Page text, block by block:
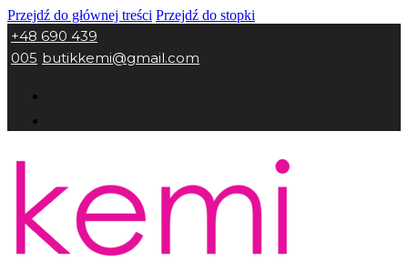
Przejdź do głównej treści Przejdź do stopki
+48 690 439
005 butikkemi@gmail.com